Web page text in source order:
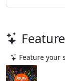
Feature your